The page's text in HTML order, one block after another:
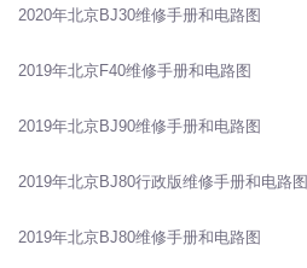
2020年北京BJ30维修手册和电路图
2019年北京F40维修手册和电路图
2019年北京BJ90维修手册和电路图
2019年北京BJ80行政版维修手册和电路图
2019年北京BJ80维修手册和电路图